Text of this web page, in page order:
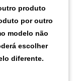
produto
por outro
modelo não
escolher
diferente.